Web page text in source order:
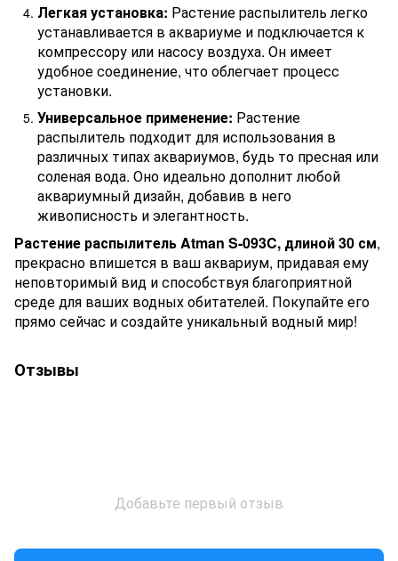
Легкая установка: Растение распылитель легко
устанавливается в аквариуме и подключается к
компрессору или насосу воздуха. Он имеет
удобное соединение, что облегчает процесс
установки.
Универсальное применение: Растение
распылитель подходит для использования в
различных типах аквариумов, будь то пресная или
соленая вода. Оно идеально дополнит любой
аквариумный дизайн, добавив в него
живописность и элегантность.
Растение распылитель Atman S-093C, длиной 30 см,
прекрасно впишется в ваш аквариум, придавая ему
неповторимый вид и способствуя благоприятной
среде для ваших водных обитателей. Покупайте его
прямо сейчас и создайте уникальный водный мир!
Отзывы
Добавьте первый отзыв